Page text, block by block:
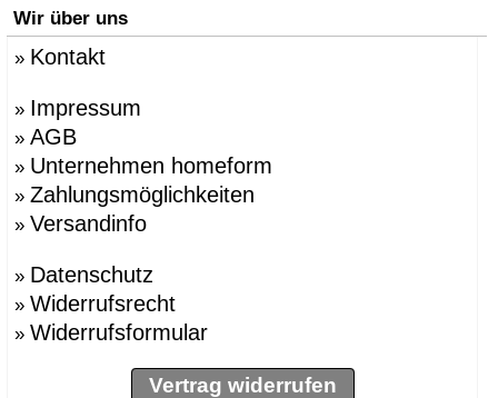
Wir über uns
» Kontakt
» Impressum
» AGB
» Unternehmen homeform
» Zahlungsmöglichkeiten
» Versandinfo
» Datenschutz
» Widerrufsrecht
» Widerrufsformular
Vertrag widerrufen